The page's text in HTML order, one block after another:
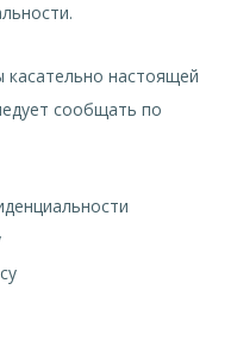
касательно настоящей
сообщать по